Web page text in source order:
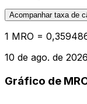
Acompanhar taxa de
1 MRO =
10 de ago. de
Gráfico de